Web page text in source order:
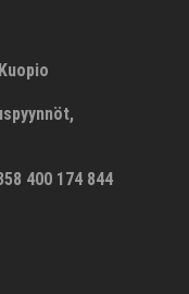
400 174 844